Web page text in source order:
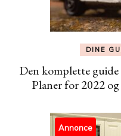
DINE
Den komplette
Planer for 2022
Annonce